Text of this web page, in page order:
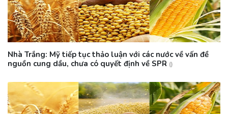
Nhà Trắng: Mỹ tiếp tục thảo luận với các nước về vấn đề
nguồn cung dầu, chưa có quyết định về SPR ()